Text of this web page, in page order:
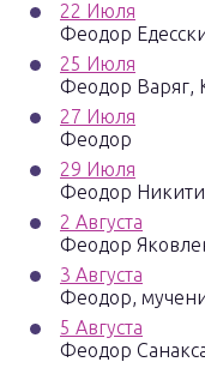
22 Июля
Феодор
25 Июля
Феодор Варяг,
27 Июля
Феодор
29 Июля
Феодор
2 Августа
Феодор
3 Августа
Феодор,
5 Августа
Феодор